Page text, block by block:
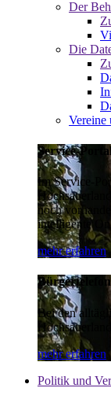
Der
Die
Vereine
Service-
Im Service-
noch
intelligente
mehr erfahren
Bürgertelefon
Bei den
mehr erfahren
Politik und